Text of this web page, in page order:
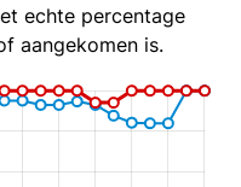
echte percentage
aangekomen is.